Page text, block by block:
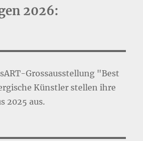
2026:
Grossausstellung "Best
Künstler stellen ihre
2025 aus.